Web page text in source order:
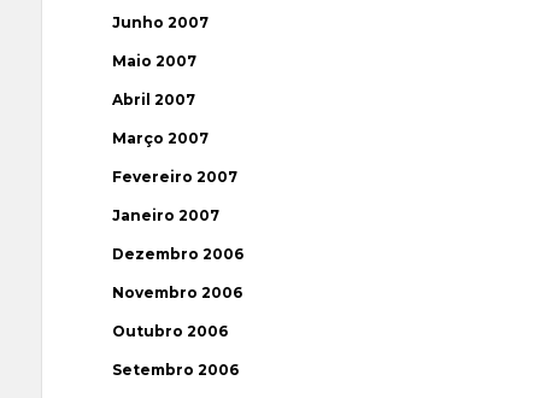
Junho 2007
Maio 2007
Abril 2007
Março 2007
Fevereiro 2007
Janeiro 2007
Dezembro 2006
Novembro 2006
Outubro 2006
Setembro 2006